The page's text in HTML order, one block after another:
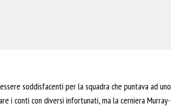
soddisfacenti per la squadra che puntava ad uno
i conti con diversi infortunati, ma la cerniera Murray-